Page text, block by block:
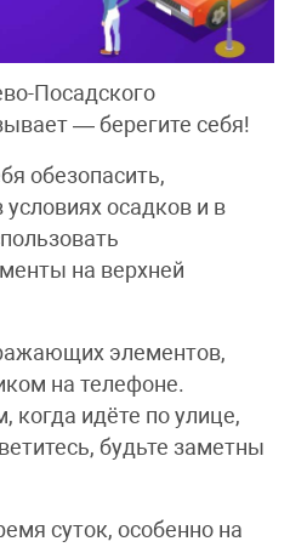
Посадского
— берегите себя!
обезопасить,
осадков и в
на верхней
элементов,
на телефоне.
когда идёте по улице,
будьте заметны
суток, особенно на